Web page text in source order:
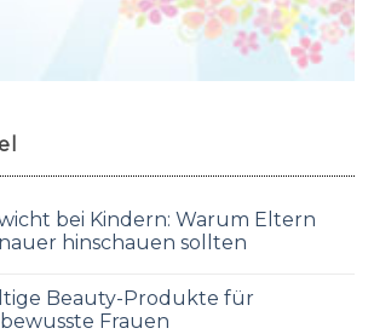
bei Kindern: Warum Eltern
hinschauen sollten
Beauty-Produkte für
Frauen